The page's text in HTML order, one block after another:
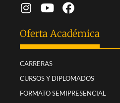
Oferta Académica
CARRERAS
CURSOS Y DIPLOMADOS
FORMATO SEMIPRESENCIAL